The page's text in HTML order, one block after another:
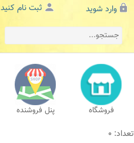
وارد شوید ثبت نام کنید
فروشگاه پنل فروشنده
تعداد: 0